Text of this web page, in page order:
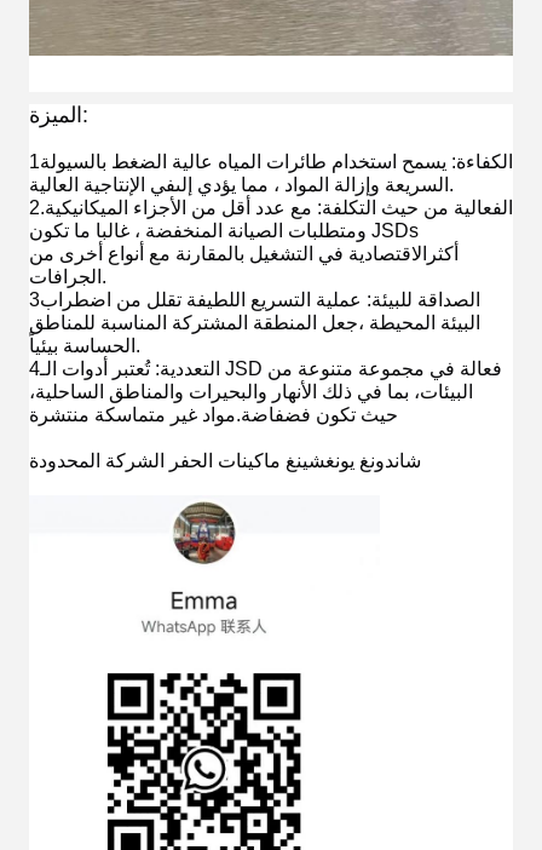
الميزة:
1الكفاءة: يسمح استخدام طائرات المياه عالية الضغط بالسيولة
السريعة وإزالة المواد ، مما يؤدي إلى في الإنتاجية العالية.
2.الفعالية من حيث التكلفة: مع عدد أقل من الأجزاء الميكانيكية
ومتطلبات الصيانة المنخفضة ، غالبا ما تكون JSDs
أكثر الاقتصادية في التشغيل بالمقارنة مع أنواع أخرى من
الجرافات.
3الصداقة للبيئة: عملية التسريع اللطيفة تقلل من اضطراب
البيئة المحيطة ،جعل المنطقة المشتركة المناسبة للمناطق
الحساسة بيئياً.
4التعددية: تُعتبر أدوات الـ JSD فعالة في مجموعة متنوعة من
البيئات، بما في ذلك الأنهار والبحيرات والمناطق الساحلية،
حيث تكون فضفاضة.مواد غير متماسكة منتشرة
شاندونغ يونغشينغ ماكينات الحفر الشركة المحدودة